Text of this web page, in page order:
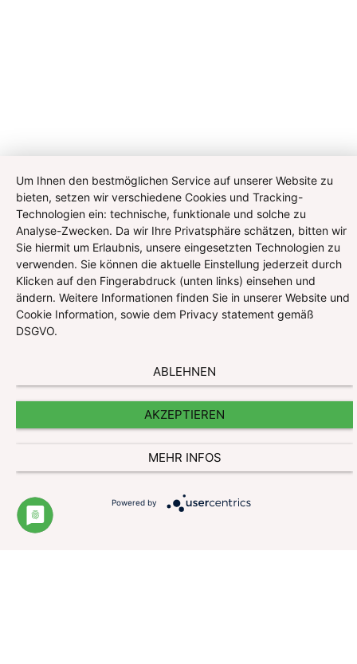
Impressum
Datenschutzerklärung
Website und Cookie Information
Um Ihnen den bestmöglichen Service auf unserer Website zu
bieten, setzen wir verschiedene Cookies und Tracking-
Technologien ein: technische, funktionale und solche zu
Analyse-Zwecken. Da wir Ihre Privatsphäre schätzen, bitten wir
Sie hiermit um Erlaubnis, unsere eingesetzten Technologien zu
verwenden. Sie können die aktuelle Einstellung jederzeit durch
Klicken auf den Fingerabdruck (unten links) einsehen und
ändern. Weitere Informationen finden Sie in unserer Website und
Cookie Information, sowie dem Privacy statement gemäß
DSGVO.
ABLEHNEN
AKZEPTIEREN
MEHR INFOS
Powered by